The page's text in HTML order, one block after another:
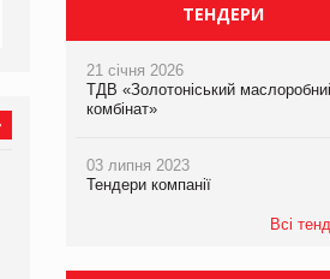
виробництва
ТЕНДЕРИ
21 січня 2026
ТДВ «Золотоніський
комбінат»
03 липня 2023
Тендери компанії
Всі